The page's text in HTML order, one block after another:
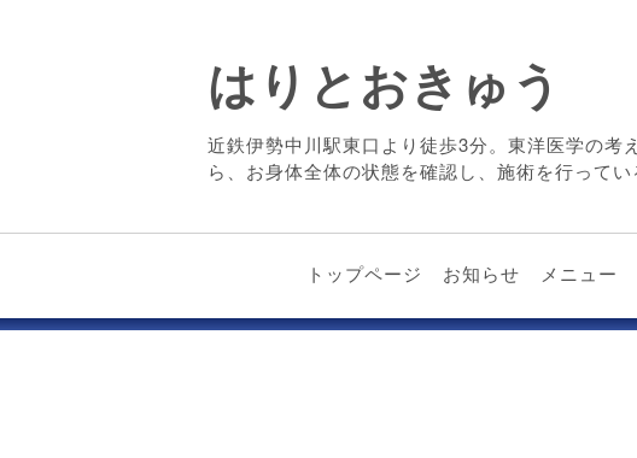
はりとおきゅう
近鉄伊勢中川駅東口より徒歩3分。東洋医学の考
ら、お身体全体の状態を確認し、施術を行ってい
トップページ お知らせ メニュー